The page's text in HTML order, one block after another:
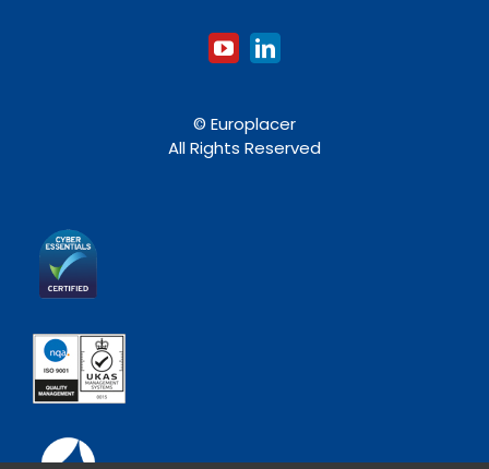
© Europlacer
All Rights Reserved